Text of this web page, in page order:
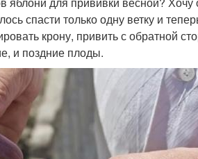
спасти только одну ветку и
крону, привить с обратной
и поздние плоды.